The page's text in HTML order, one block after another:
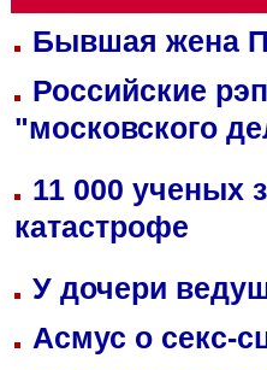
Бывшая жена
Российские
"московского
11 000 ученых
катастрофе
У дочери
Асмус о секс-